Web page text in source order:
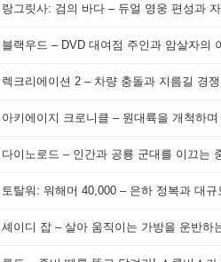
랑그릿사: 검의 바다 – 듀얼 영웅 편성과
블랙우드 – DVD 대여점 주인과 암살자의
렉크리에이션 2 – 차량 충돌과 지름길 경
아키에이지 크로니클 – 원대륙을 개척하
다이노로드 – 인간과 공룡 군대를 이끄는
토탈워: 워해머 40,000 – 은하 정복과 대
셰이디 잡 – 살아 움직이는 가방을 운반하